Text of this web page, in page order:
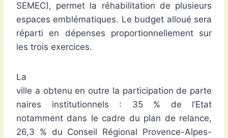
SEMEC), permet la réhabilitation de plusieurs
espaces emblématiques. Le budget alloué sera
réparti en dépenses proportionnellement sur
les trois exercices.
La
ville a obtenu en outre la participation de parte
naires institutionnels : 35 % de l’Etat
notamment dans le cadre du plan de relance,
26,3 % du Conseil Régional Provence-Alpes-